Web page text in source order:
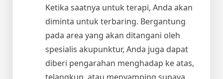
Ketika saatnya untuk terapi, Anda akan
diminta untuk terbaring. Bergantung
pada area yang akan ditangani oleh
spesialis akupunktur, Anda juga dapat
diberi pengarahan menghadap ke atas,